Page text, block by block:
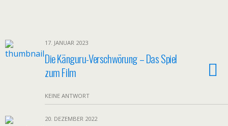
17. JANUAR 2023
Die Känguru-Verschwörung – Das Spiel
zum Film
KEINE ANTWORT
20. DEZEMBER 2022